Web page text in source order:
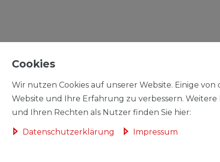
Cookies
Wir nutzen Cookies auf unserer Website. Einige
Website und Ihre Erfahrung zu verbessern.
und Ihren Rechten als Nutzer finden Sie hier:
Daten­schutz­erklärung Impressum